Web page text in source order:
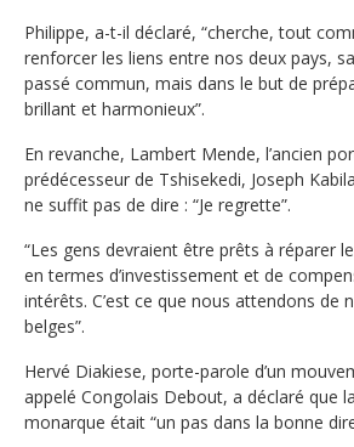
Philippe, a-t-il déclaré, “cherche, tout
renforcer les liens entre nos deux pays,
passé commun, mais dans le but de
brillant et harmonieux”.
En revanche, Lambert Mende, l’ancien
prédécesseur de Tshisekedi, Joseph
ne suffit pas de dire : “Je regrette”.
“Les gens devraient être prêts à réparer
en termes d’investissement et de
intérêts. C’est ce que nous attendons de
belges”.
Hervé Diakiese, porte-parole d’un
appelé Congolais Debout, a déclaré que
monarque était “un pas dans la bonne